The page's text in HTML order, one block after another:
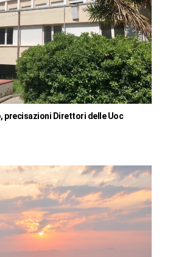
precisazioni Direttori delle Uoc